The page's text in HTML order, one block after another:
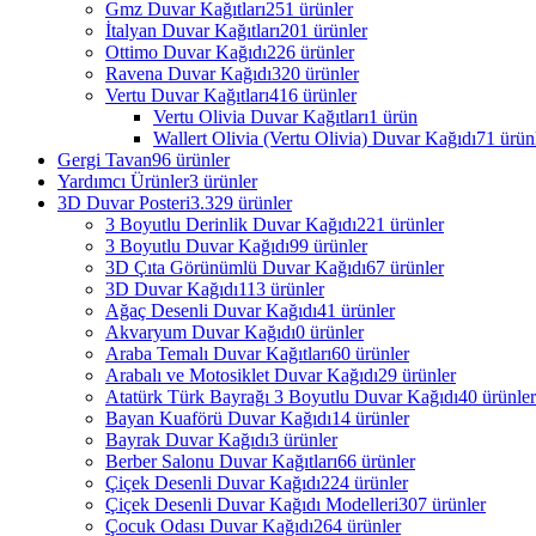
Gmz Duvar Kağıtları251 ürünler
İtalyan Duvar Kağıtları201 ürünler
Ottimo Duvar Kağıdı226 ürünler
Ravena Duvar Kağıdı320 ürünler
Vertu Duvar Kağıtları416 ürünler
Vertu Olivia Duvar Kağıtları1 ürün
Wallert Olivia (Vertu Olivia) Duvar Kağıdı71
Gergi Tavan96 ürünler
Yardımcı Ürünler3 ürünler
3D Duvar Posteri3.329 ürünler
3 Boyutlu Derinlik Duvar Kağıdı221 ürünler
3 Boyutlu Duvar Kağıdı99 ürünler
3D Çıta Görünümlü Duvar Kağıdı67 ürünler
3D Duvar Kağıdı113 ürünler
Ağaç Desenli Duvar Kağıdı41 ürünler
Akvaryum Duvar Kağıdı0 ürünler
Araba Temalı Duvar Kağıtları60 ürünler
Arabalı ve Motosiklet Duvar Kağıdı29 ürünler
Atatürk Türk Bayrağı 3 Boyutlu Duvar Kağıdı40 ürünler
Bayan Kuaförü Duvar Kağıdı14 ürünler
Bayrak Duvar Kağıdı3 ürünler
Berber Salonu Duvar Kağıtları66 ürünler
Çiçek Desenli Duvar Kağıdı224 ürünler
Çiçek Desenli Duvar Kağıdı Modelleri307 ürünler
Çocuk Odası Duvar Kağıdı264 ürünler